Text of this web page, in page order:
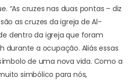
“As cruzes nas duas pontas – diz
as cruzes da igreja de Al-
dentro da igreja que foram
durante a ocupação. Aliás essas
de uma nova vida. Como a
simbólico para nós,